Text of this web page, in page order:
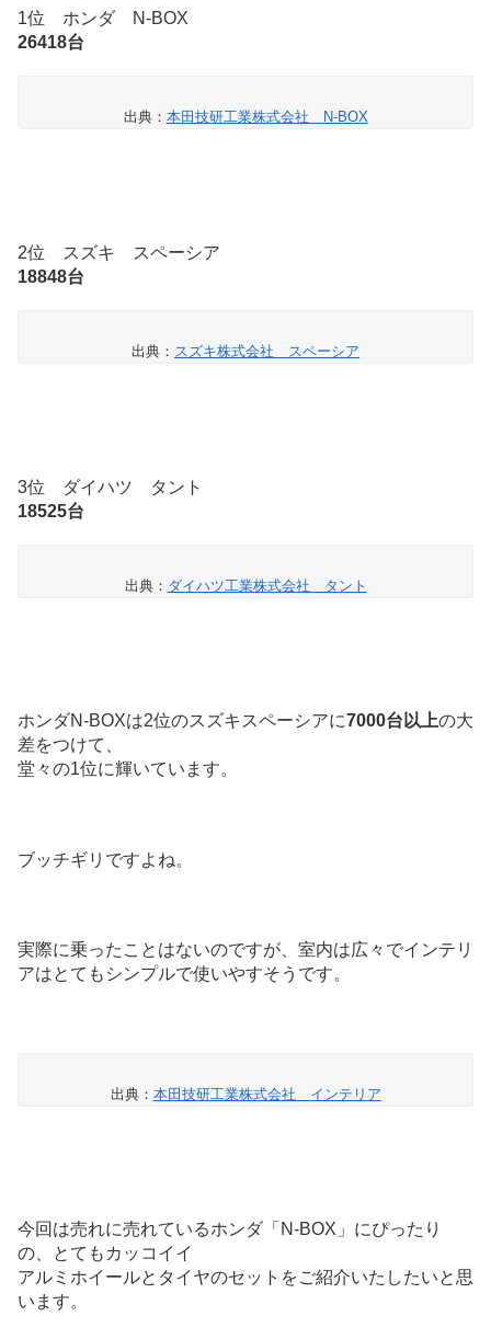
1位 ホンダ N-BOX
26418台
出典： 本田技研工業株式会社 N-BOX
2位 スズキ スペーシア
18848台
出典： スズキ株式会社 スペーシア
3位 ダイハツ タント
18525台
出典： ダイハツ工業株式会社 タント
ホンダN-BOXは2位のスズキスペーシアに7000台以上の大
差をつけて、
堂々の1位に輝いています。
ブッチギリですよね。
実際に乗ったことはないのですが、室内は広々でインテリ
アはとてもシンプルで使いやすそうです。
出典： 本田技研工業株式会社 インテリア
今回は売れに売れているホンダ「N-BOX」にぴったり
の、とてもカッコイイ
アルミホイールとタイヤのセットをご紹介いたしたいと思
います。